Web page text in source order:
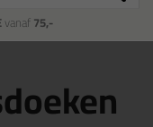
vanaf75,-